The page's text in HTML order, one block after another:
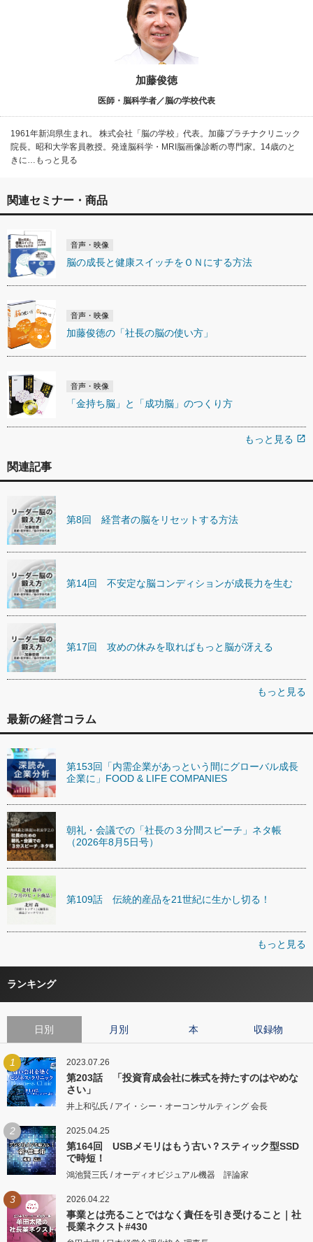
加藤俊徳
医師・脳科学者／脳の学校代表
1961年新潟県生まれ。 株式会社「脳の学校」代表。加藤プラチナクリニック
院長。昭和大学客員教授。発達脳科学・MRI脳画像診断の専門家。14歳のと
きに…もっと見る
関連セミナー・商品
音声・映像
脳の成長と健康スイッチをＯＮにする方法
音声・映像
加藤俊徳の「社長の脳の使い方」
音声・映像
「金持ち脳」と「成功脳」のつくり方
もっと見る open_in_new
関連記事
第8回 経営者の脳をリセットする方法
第14回 不安定な脳コンディションが成長力を生む
第17回 攻めの休みを取ればもっと脳が冴える
もっと見る
最新の経営コラム
第153回「内需企業があっという間にグローバル成長
企業に」FOOD & LIFE COMPANIES
朝礼・会議での「社長の３分間スピーチ」ネタ帳
（2026年8月5日号）
第109話 伝統的産品を21世紀に生かし切る！
もっと見る
ランキング
日別 月別 本 収録物
1 2023.07.26
第203話 「投資育成会社に株式を持たすのはやめな
さい」
井上和弘氏 / アイ・シー・オーコンサルティング 会長
2 2025.04.25
第164回 USBメモリはもう古い？スティック型SSD
で時短！
鴻池賢三氏 / オーディオビジュアル機器 評論家
3 2026.04.22
事業とは売ることではなく責任を引き受けること｜社
長業ネクスト#430